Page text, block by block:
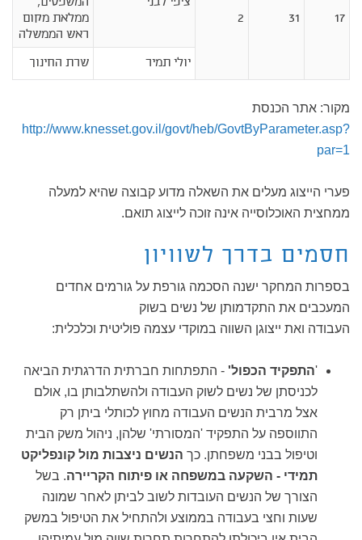
17
31
2
ממלאת מקום
ראש הממשלה
יולי תמיר
שרת החינוך
מקור: אתר הכנסת
http://www.knesset.gov.il/govt/heb/GovtByParameter.asp?
par=1
פערי הייצוג מעלים את השאלה מדוע קבוצה שהיא למעלה
ממחצית האוכלוסייה אינה זוכה לייצוג תואם.
חסמים בדרך לשוויון
בספרות המחקר ישנה הסכמה גורפת על גורמים אחדים
המעכבים את התקדמותן של נשים בשוק
העבודה ואת ייצוגן השווה במוקדי עצמה פוליטית וכלכלית:
'התפקיד הכפול' - התפתחות חברתית הדרגתית הביאה
לכניסתן של נשים לשוק העבודה ולהשתלבותן בו, אולם
אצל מרבית הנשים העבודה מחוץ לכותלי ביתן רק
התווספה על התפקיד 'המסורתי' שלהן, ניהול משק הבית
וטיפול בבני משפחתן. כך הנשים ניצבות מול קונפליקט
תמידי - השקעה במשפחה או פיתוח הקריירה. בשל
הצורך של הנשים העובדות לשוב לביתן לאחר שמונה
שעות וחצי בעבודה בממוצע ולהתחיל את הטיפול במשק